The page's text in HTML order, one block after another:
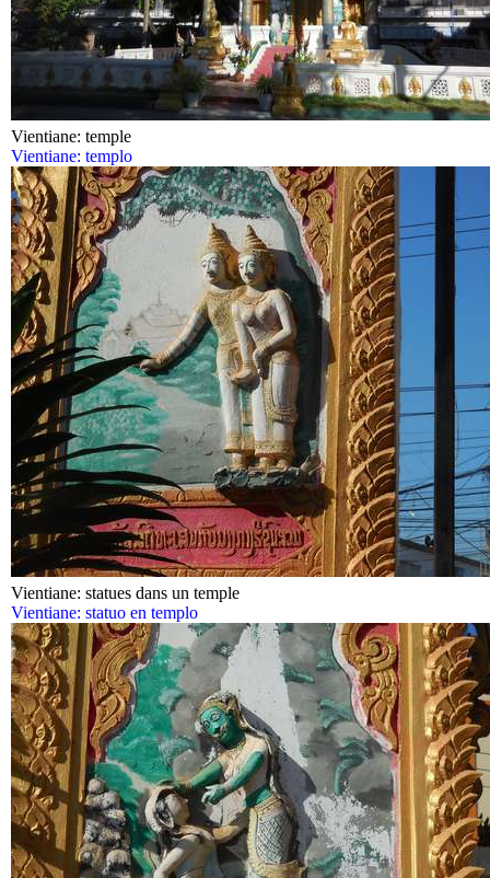
Vientiane: temple
Vientiane: templo
Vientiane: statues dans un temple
Vientiane: statuo en templo